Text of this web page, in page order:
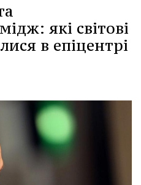
які світові
в епіцентрі